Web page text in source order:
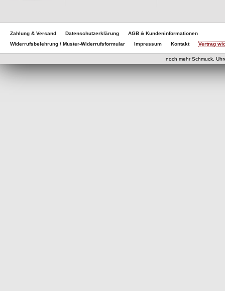
Zahlung & Versand Datenschutzerklärung
AGB & Kundeninformationen
Widerrufsbelehrung / Muster-Widerrufsformular
Impressum Kontakt Vertrag
noch mehr Schmuck,
eCommerce